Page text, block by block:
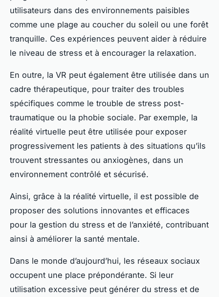
utilisateurs dans des environnements paisibles
comme une plage au coucher du soleil ou une forêt
tranquille. Ces expériences peuvent aider à réduire
le niveau de stress et à encourager la relaxation.
En outre, la VR peut également être utilisée dans un
cadre thérapeutique, pour traiter des troubles
spécifiques comme le trouble de stress post-
traumatique ou la phobie sociale. Par exemple, la
réalité virtuelle peut être utilisée pour exposer
progressivement les patients à des situations qu’ils
trouvent stressantes ou anxiogènes, dans un
environnement contrôlé et sécurisé.
Ainsi, grâce à la réalité virtuelle, il est possible de
proposer des solutions innovantes et efficaces
pour la gestion du stress et de l’anxiété, contribuant
ainsi à améliorer la santé mentale.
Dans le monde d’aujourd’hui, les réseaux sociaux
occupent une place prépondérante. Si leur
utilisation excessive peut générer du stress et de